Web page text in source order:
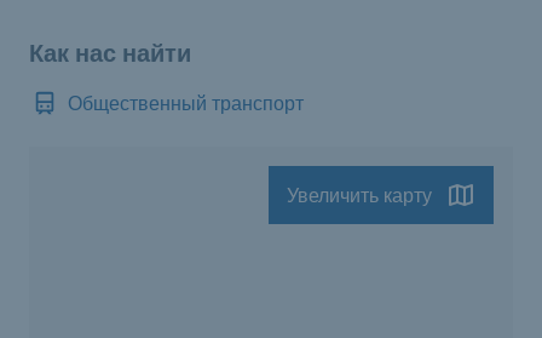
Как нас найти
Общественный транспорт
Увеличить карту